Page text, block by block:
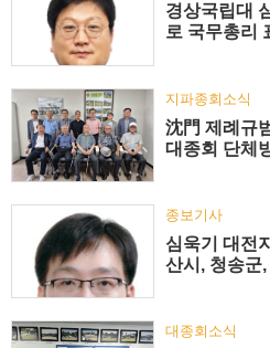
경상국립대
로 국무총리
지파종회소식
沈門 제례규
대종회 단체
종보기사
심욱기 대전
산시, 청송군
대종회소식